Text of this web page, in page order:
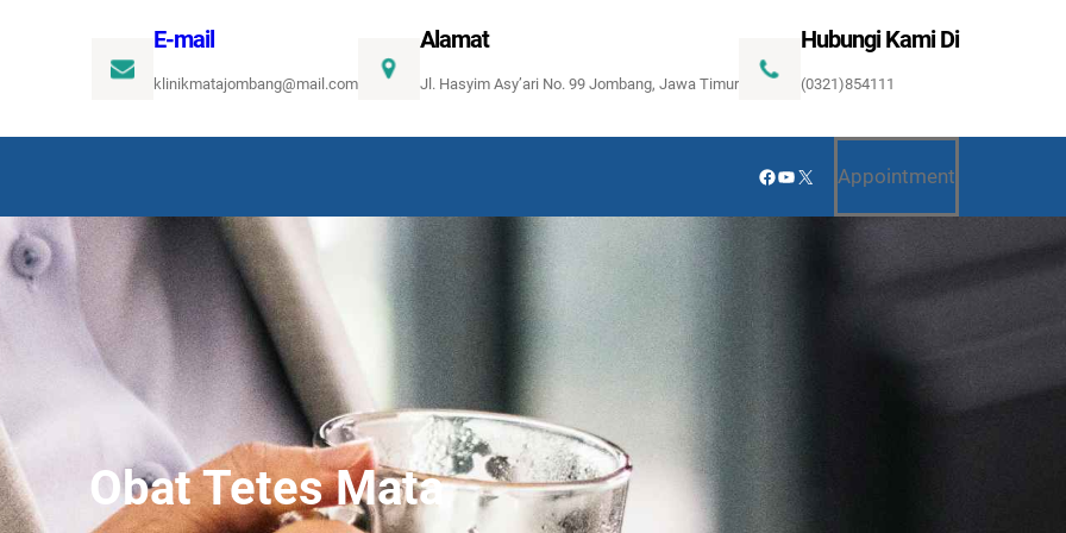
E-mail
klinikmatajombang@mail.com
Alamat
Jl. Hasyim Asy’ari No. 99 Jombang, Jawa Timur
Hubungi Kami Di
(0321)854111
Facebook
YouTube
X Appointment
Obat Tetes Mata